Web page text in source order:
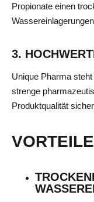
Propionate einen
3.
Unique Pharma
strenge
Produktqualität
VORTEILE